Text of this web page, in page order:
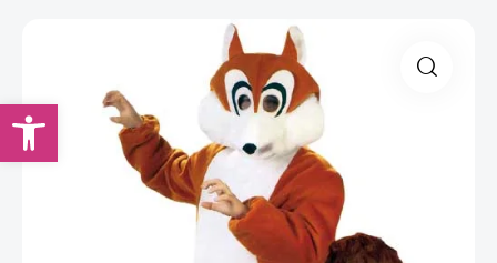
Abrir barra de herramientas